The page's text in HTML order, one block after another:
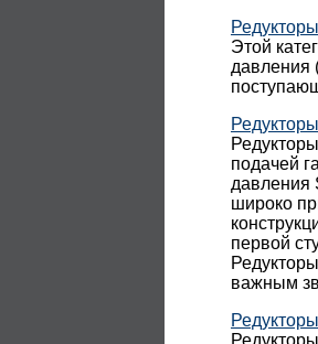
Этой
давления
подачей
давления
широко
первой
важным